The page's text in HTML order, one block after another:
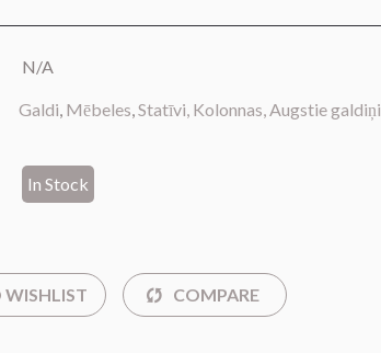
N/A
Galdi, Mēbeles,Statīvi, Kolonnas, Augstie galdiņi
In Stock